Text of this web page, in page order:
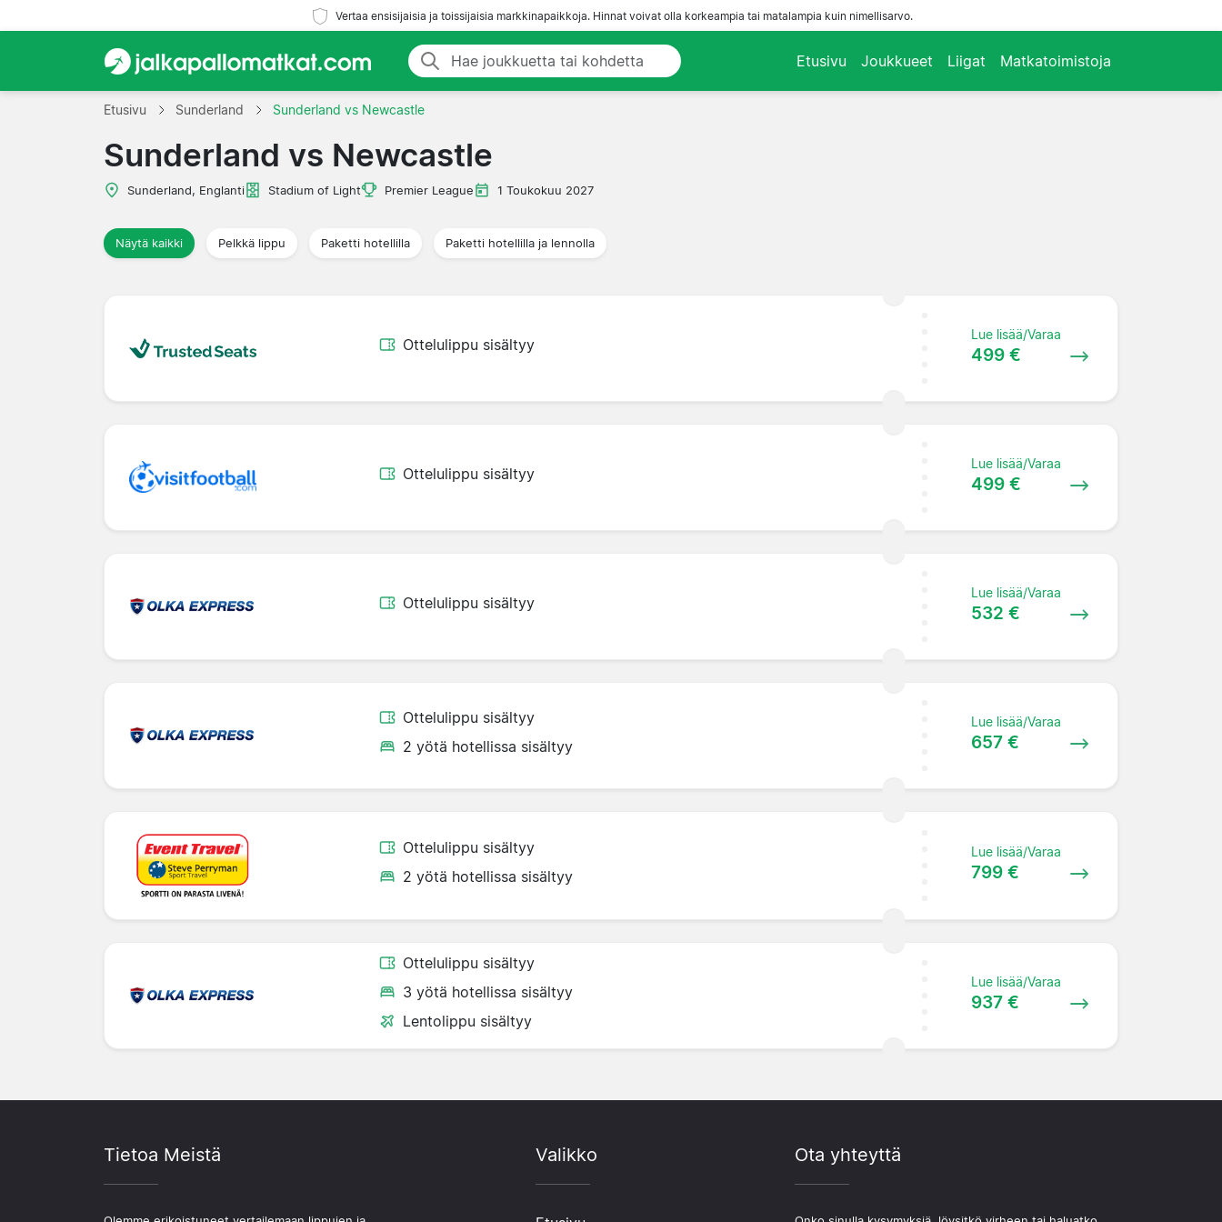
Vertaa ensisijaisia ja toissijaisia markkinapaikkoja. Hinnat voivat olla korkeampia tai matalampia kuin nimellisarvo.
Etusivu Joukkueet Liigat Matkatoimistoja
Etusivu Sunderland Sunderland vs Newcastle
Sunderland vs Newcastle
Sunderland, Englanti Stadium of Light Premier League 1 Toukokuu 2027
Näytä kaikki Pelkkä lippu Paketti hotellilla Paketti hotellilla ja lennolla
Ottelulippu sisältyy
Lue lisää/Varaa
499 €
Ottelulippu sisältyy
Lue lisää/Varaa
499 €
Ottelulippu sisältyy
Lue lisää/Varaa
532 €
Ottelulippu sisältyy
2 yötä hotellissa sisältyy
Lue lisää/Varaa
657 €
Ottelulippu sisältyy
2 yötä hotellissa sisältyy
Lue lisää/Varaa
799 €
Ottelulippu sisältyy
3 yötä hotellissa sisältyy
Lentolippu sisältyy
Lue lisää/Varaa
937 €
Tietoa Meistä Valikko Ota yhteyttä